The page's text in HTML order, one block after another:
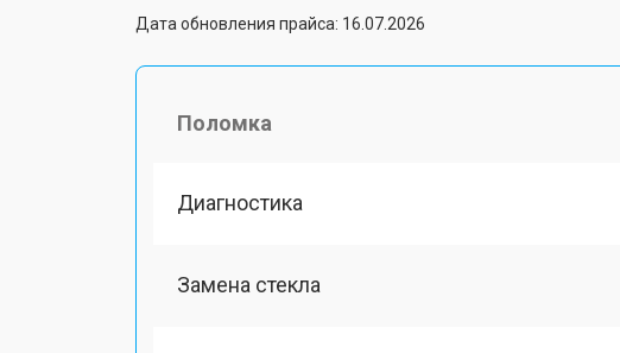
Дата обновления прайса: 16.07.2026
Поломка
Диагностика
Замена стекла